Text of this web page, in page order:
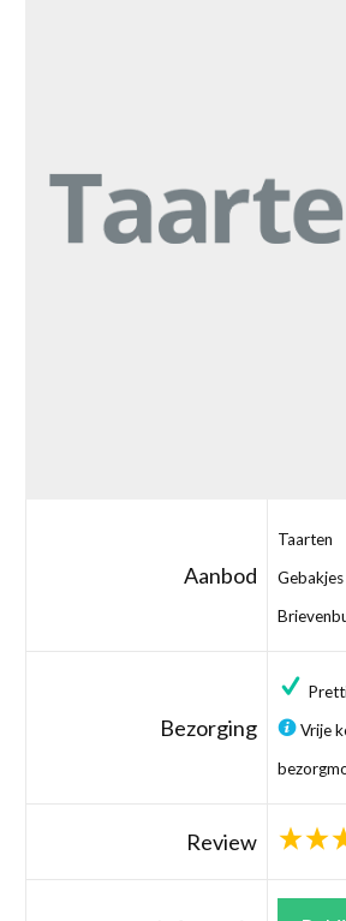
Aanbod
Taarten
Gebakjes
Bezorging
Vrije
Review